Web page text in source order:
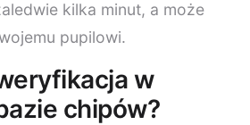
kilka minut, a może
pupilowi.
w
chipów?